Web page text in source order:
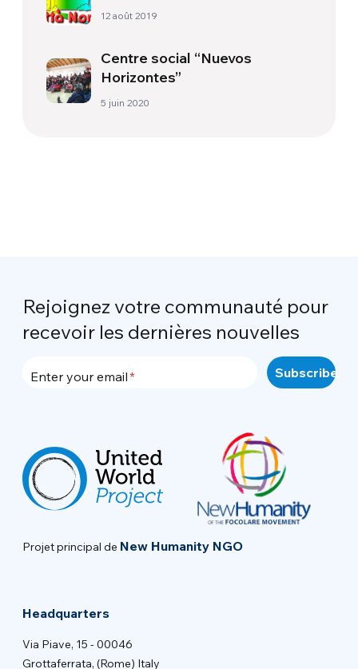
12 août 2019
Centre social “Nuevos
Horizontes”
5 juin 2020
Rejoignez votre communauté pour
recevoir les dernières nouvelles
Enter your email
Projet principal de New Humanity NGO
Headquarters
Via Piave, 15 - 00046
Grottaferrata, (Rome) Italy